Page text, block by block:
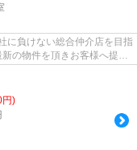
に負けない総合仲介店を目指
の物件を頂きお客様へ提供
円)